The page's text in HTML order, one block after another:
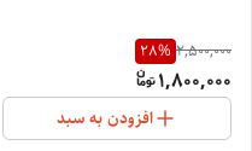
2,500,000
28%
1,800,000
افزودن به سبد